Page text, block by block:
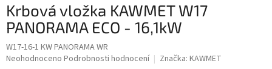
Krbová vložka KAWMET W17
PANORAMA ECO - 16,1kW
W17-16-1 KW PANORAMA WR
Průměrné
Neohodnoceno Podrobnosti hodnocení Značka: KAWMET